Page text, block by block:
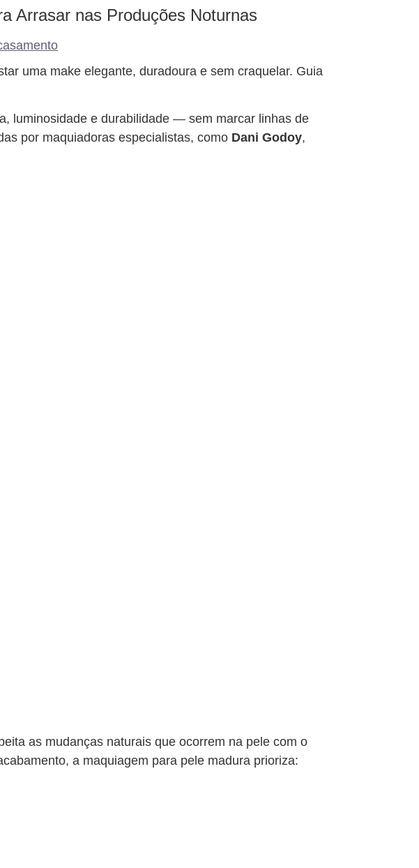
Arrasar nas Produções Noturnas
uma make elegante, duradoura e sem craquelar. Guia
luminosidade e durabilidade — sem marcar linhas de
por maquiadoras especialistas, como Dani Godoy,
as mudanças naturais que ocorrem na pele com o
a maquiagem para pele madura prioriza: